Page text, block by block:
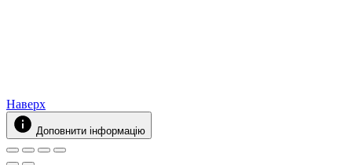
Наверх
Доповнити інформацію